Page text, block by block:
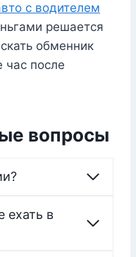
с водителем
решается
обменник
час после
вопросы
ехать в